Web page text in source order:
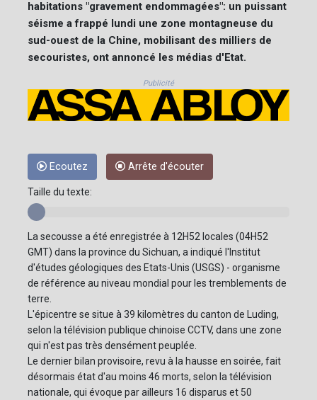
habitations "gravement endommagées": un puissant
séisme a frappé lundi une zone montagneuse du
sud-ouest de la Chine, mobilisant des milliers de
secouristes, ont annoncé les médias d'Etat.
Publicité
Ecoutez Arrête d'écouter
Taille du texte:
La secousse a été enregistrée à 12H52 locales (04H52
GMT) dans la province du Sichuan, a indiqué l'Institut
d'études géologiques des Etats-Unis (USGS) - organisme
de référence au niveau mondial pour les tremblements de
terre.
L'épicentre se situe à 39 kilomètres du canton de Luding,
selon la télévision publique chinoise CCTV, dans une zone
qui n'est pas très densément peuplée.
Le dernier bilan provisoire, revu à la hausse en soirée, fait
désormais état d'au moins 46 morts, selon la télévision
nationale, qui évoque par ailleurs 16 disparus et 50